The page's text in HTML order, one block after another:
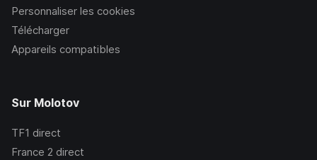
Personnaliser les cookies
Télécharger
Appareils compatibles
Sur Molotov
TF1 direct
France 2 direct